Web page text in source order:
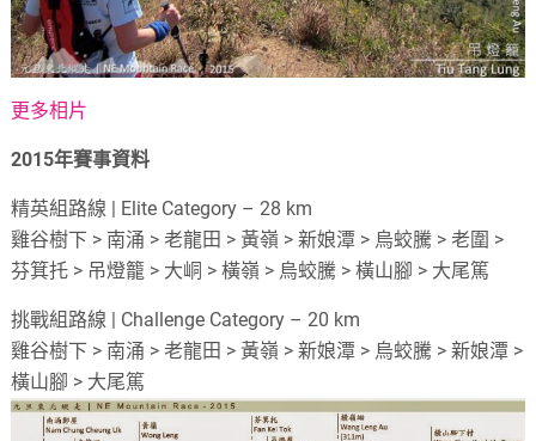
更多相片
2015年賽事資料
精英組路線 | Elite Category – 28 km
雞谷樹下 > 南涌 > 老龍田 > 黃嶺 > 新娘潭 > 烏蛟騰 > 老圍 >
芬箕托 > 吊燈籠 > 大峒 > 橫嶺 > 烏蛟騰 > 橫山腳 > 大尾篤
挑戰組路線 | Challenge Category – 20 km
雞谷樹下 > 南涌 > 老龍田 > 黃嶺 > 新娘潭 > 烏蛟騰 > 新娘潭 >
橫山腳 > 大尾篤